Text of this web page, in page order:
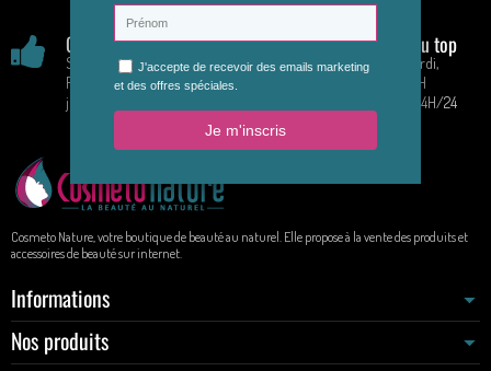
Garantie satisfaction
Satisfait ou remboursé
Retours acceptés pendant 14
jours
Service client au top
Par téléphone : Mardi,
Vendredi : 9H - 16H
Par E-mail : 7J/7 24H/24
Cosmeto Nature, votre boutique de beauté au naturel. Elle propose à la vente des produits et
accessoires de beauté sur internet.
Informations
Nos produits